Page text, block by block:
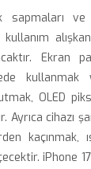
sapmaları ve
Ekran
kullanmak
OLED
Ayrıca cihazı
kaçınmak,
iPhone